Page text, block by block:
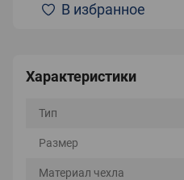
В избранное
Характеристики
Тип
Размер
Материал чехла